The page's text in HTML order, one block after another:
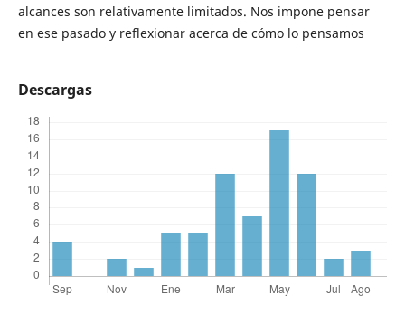
alcances son relativamente limitados. Nos impone pensar
en ese pasado y reflexionar acerca de cómo lo pensamos
Descargas